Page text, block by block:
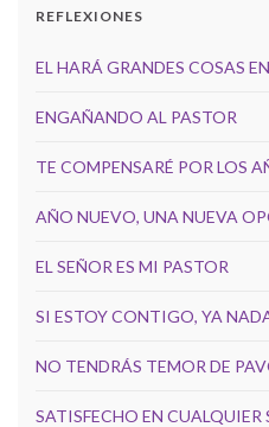
REFLEXIONES
EL HARÁ GRANDES COSAS
ENGAÑANDO AL PASTOR
TE COMPENSARÉ POR LOS
AÑO NUEVO, UNA NUEVA
EL SEÑOR ES MI PASTOR
SI ESTOY CONTIGO, YA
NO TENDRÁS TEMOR DE
SATISFECHO EN